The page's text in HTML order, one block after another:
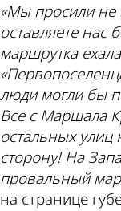
«Мы просили не
оставляете нас
маршрутка
люди могли бы
Все с Маршала
остальных улиц
сторону! На
провальный
на странице